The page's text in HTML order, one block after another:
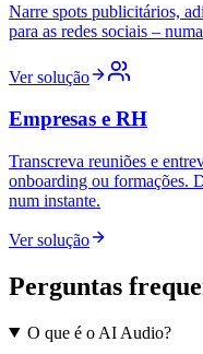
Narre spots publicitários,
para as redes sociais –
Ver solução
Empresas e RH
Transcreva reuniões e
onboarding ou formações.
num instante.
Ver solução
Perguntas
O que é o AI Audio?